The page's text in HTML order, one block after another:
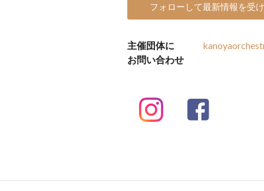
フォローして最新情報を受
主催団体に
お問い合わせ